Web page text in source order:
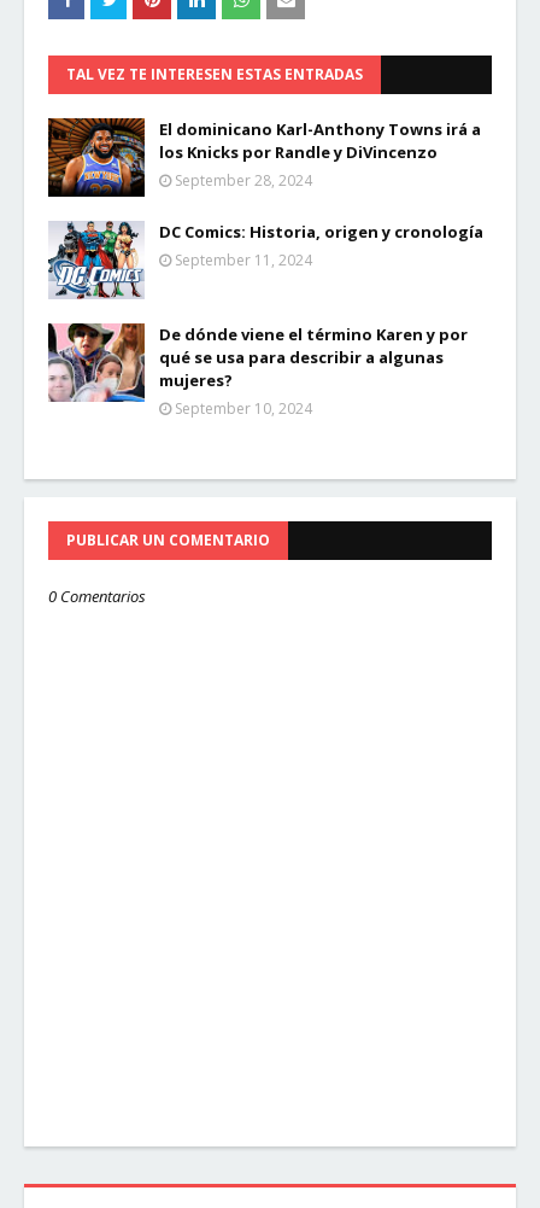
TAL VEZ TE INTERESEN ESTAS ENTRADAS
El dominicano Karl-Anthony Towns irá a
los Knicks por Randle y DiVincenzo
September 28, 2024
DC Comics: Historia, origen y cronología
September 11, 2024
De dónde viene el término Karen y por
qué se usa para describir a algunas
mujeres?
September 10, 2024
PUBLICAR UN COMENTARIO
0 Comentarios